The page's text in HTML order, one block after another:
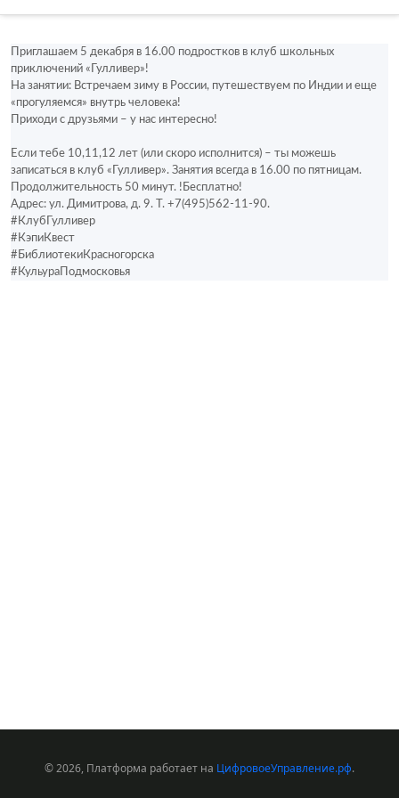
Приглашаем 5 декабря в 16.00 подростков в клуб школьных
приключений «Гулливер»!
На занятии: Встречаем зиму в России, путешествуем по Индии и еще
«прогуляемся» внутрь человека!
Приходи с друзьями – у нас интересно!
Если тебе 10,11,12 лет (или скоро исполнится) – ты можешь
записаться в клуб «Гулливер». Занятия всегда в 16.00 по пятницам.
Продолжительность 50 минут. !Бесплатно!
Адрес: ул. Димитрова, д. 9. Т. +7(495)562-11-90.
#КлубГулливер
#КэпиКвест
#БиблиотекиКрасногорска
#КульураПодмосковья
© 2026, Платформа работает на ЦифровоеУправление.рф.